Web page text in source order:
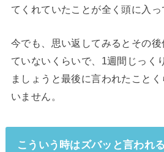
てくれていたことが全く頭に入っ
今でも、思い返してみるとその後
ていないくらいで、1週間じっく
ましょうと最後に言われたこと
いません。
こういう時はズバッと言われ